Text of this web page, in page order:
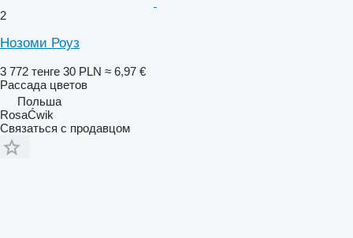
2
Нозоми Роуз
3 772 тенге 30 PLN ≈ 6,97 €
Рассада цветов
Польша
RosaĆwik
Связаться с продавцом